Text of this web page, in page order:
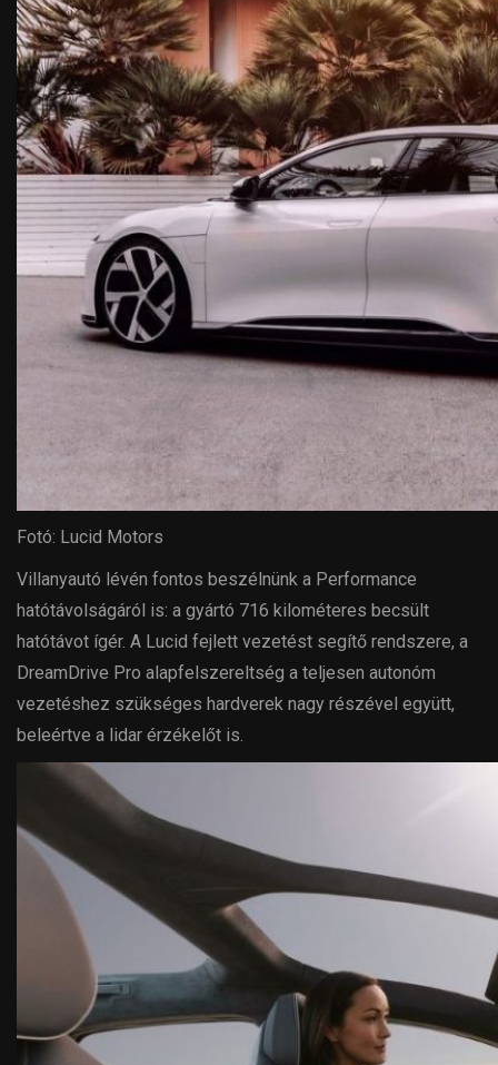
Fotó: Lucid Motors
Villanyautó lévén fontos beszélnünk a Performance
hatótávolságáról is: a gyártó 716 kilométeres becsült
hatótávot ígér. A Lucid fejlett vezetést segítő rendszere, a
DreamDrive Pro alapfelszereltség a teljesen autonóm
vezetéshez szükséges hardverek nagy részével együtt,
beleértve a lidar érzékelőt is.